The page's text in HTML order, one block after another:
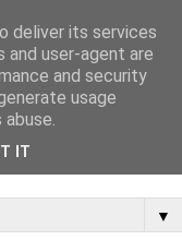
▼
deliver its services
and user-agent are
and security
usage
IT